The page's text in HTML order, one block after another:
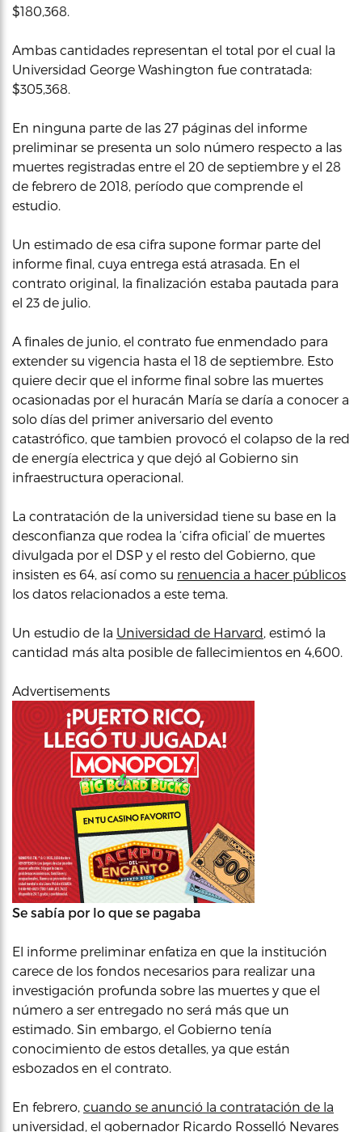
$180,368.
Ambas cantidades representan el total por el cual la
Universidad George Washington fue contratada:
$305,368.
En ninguna parte de las 27 páginas del informe
preliminar se presenta un solo número respecto a las
muertes registradas entre el 20 de septiembre y el 28
de febrero de 2018, período que comprende el
estudio.
Un estimado de esa cifra supone formar parte del
informe final, cuya entrega está atrasada. En el
contrato original, la finalización estaba pautada para
el 23 de julio.
A finales de junio, el contrato fue enmendado para
extender su vigencia hasta el 18 de septiembre. Esto
quiere decir que el informe final sobre las muertes
ocasionadas por el huracán María se daría a conocer a
solo días del primer aniversario del evento
catastrófico, que tambien provocó el colapso de la red
de energía electrica y que dejó al Gobierno sin
infraestructura operacional.
La contratación de la universidad tiene su base en la
desconfianza que rodea la ‘cifra oficial’ de muertes
divulgada por el DSP y el resto del Gobierno, que
insisten es 64, así como su renuencia a hacer públicos
los datos relacionados a este tema.
Un estudio de la Universidad de Harvard, estimó la
cantidad más alta posible de fallecimientos en 4,600.
Advertisements
Se sabía por lo que se pagaba
El informe preliminar enfatiza en que la institución
carece de los fondos necesarios para realizar una
investigación profunda sobre las muertes y que el
número a ser entregado no será más que un
estimado. Sin embargo, el Gobierno tenía
conocimiento de estos detalles, ya que están
esbozados en el contrato.
En febrero, cuando se anunció la contratación de la
universidad, el gobernador Ricardo Rosselló Nevares